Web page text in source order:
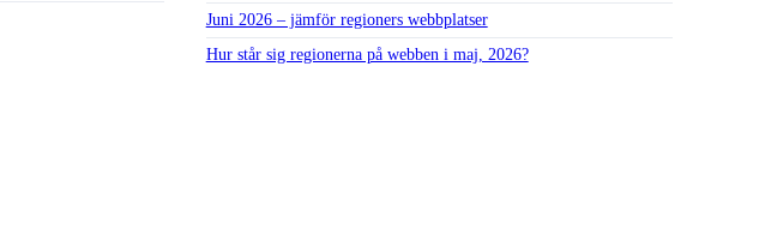
Juni 2026 – jämför regioners webbplatser
Hur står sig regionerna på webben i maj, 2026?